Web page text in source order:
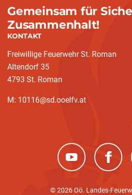
Gemeinsam für
Zusammenhalt!
KONTAKT
Freiwillige Feuerwehr St. Roman
Altendorf 35
4793 St. Roman
M: 10116@sd.ooelfv.at
(neues Fenster)(neues
© 2026 Oö. Landes-